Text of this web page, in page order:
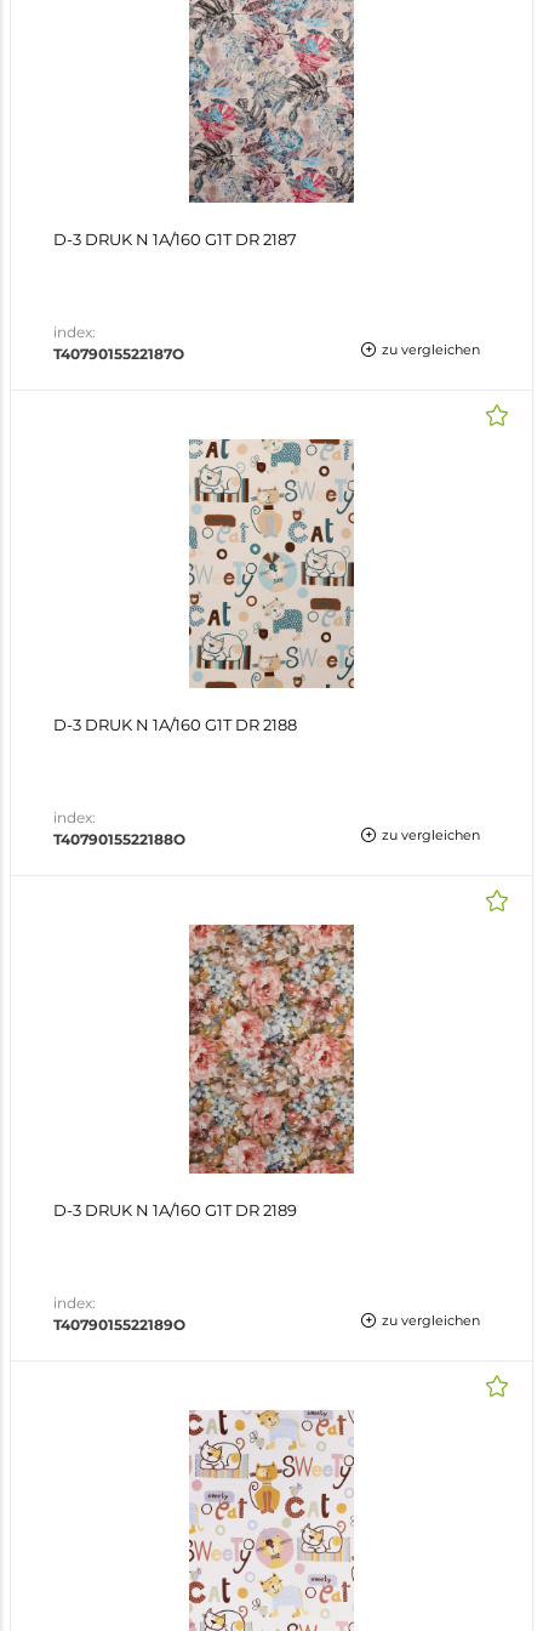
D-3 DRUK N 1A/160 G1T DR 2187
index:
T4079015522187O
zu vergleichen
D-3 DRUK N 1A/160 G1T DR 2188
index:
T4079015522188O
zu vergleichen
D-3 DRUK N 1A/160 G1T DR 2189
index:
T4079015522189O
zu vergleichen